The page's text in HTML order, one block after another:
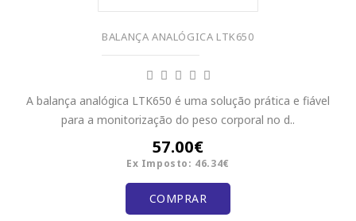
BALANÇA ANALÓGICA LTK650
A balança analógica LTK650 é uma solução prática e fiável
para a monitorização do peso corporal no d..
57.00€
Ex Imposto: 46.34€
COMPRAR